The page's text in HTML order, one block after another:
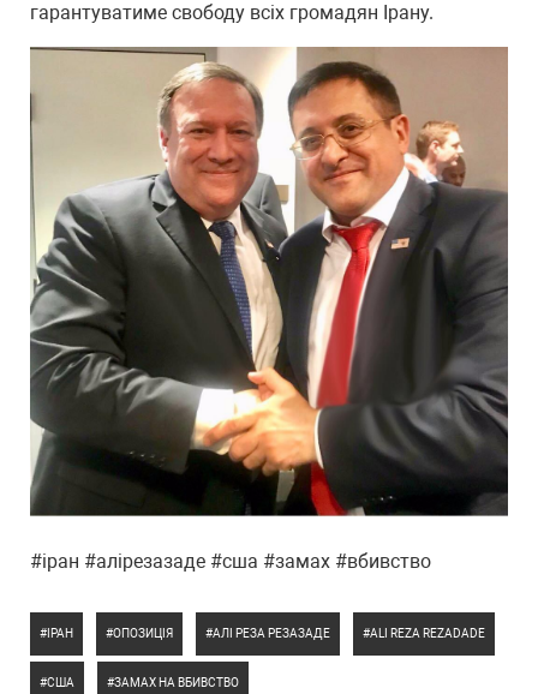
гарантуватиме свободу всіх громадян Ірану.
#іран #алірезазаде #сша #замах #вбивство
ІРАН ОПОЗИЦІЯ АЛІ РЕЗА РЕЗАЗАДЕ ALI REZA REZADADE
США ЗАМАХ НА ВБИВСТВО